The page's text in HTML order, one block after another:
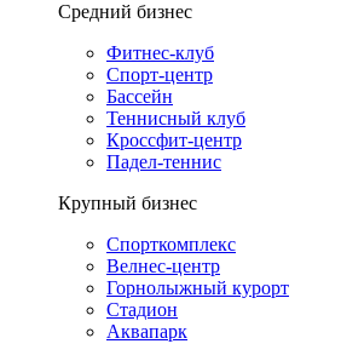
Средний бизнес
Фитнес-клуб
Спорт-центр
Бассейн
Теннисный клуб
Кроссфит-центр
Падел-теннис
Крупный бизнес
Спорткомплекс
Велнес-центр
Горнолыжный курорт
Стадион
Аквапарк